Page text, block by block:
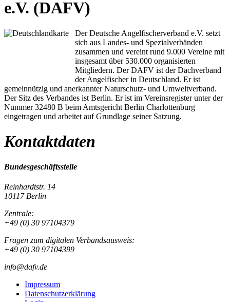
e.V. (DAFV)
Der Deutsche Angelfischerverband e.V. setzt
sich aus Landes- und Spezialverbänden
zusammen und vereint rund 9.000 Vereine mit
insgesamt über 530.000 organisierten
Mitgliedern. Der DAFV ist der Dachverband
der Angelfischer in Deutschland. Er ist
gemeinnützig und anerkannter Naturschutz- und Umweltverband.
Der Sitz des Verbandes ist Berlin. Er ist im Vereinsregister unter der
Nummer 32480 B beim Amtsgericht Berlin Charlottenburg
eingetragen und arbeitet auf Grundlage seiner Satzung.
Kontaktdaten
Bundesgeschäftsstelle
Reinhardtstr. 14
10117 Berlin
Zentrale:
+49 (0) 30 97104379
Fragen zum digitalen Verbandsausweis:
+49 (0) 30 97104399
info@dafv.de
Impressum
Datenschutzerklärung